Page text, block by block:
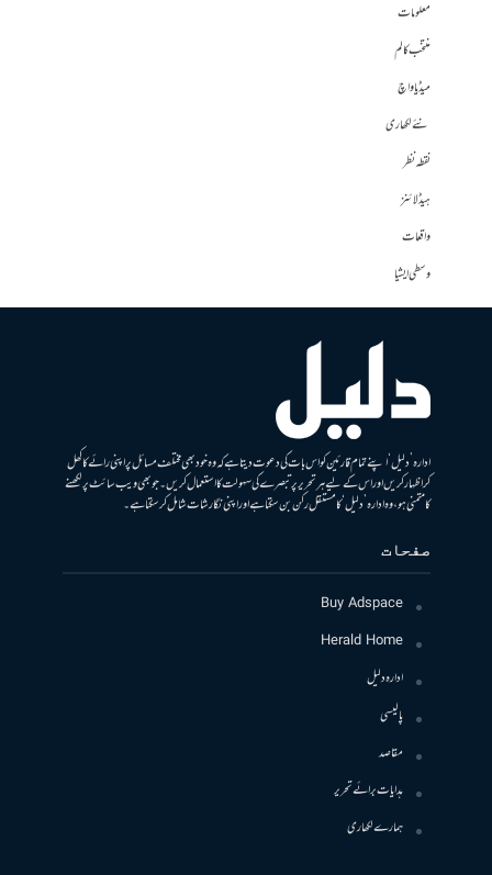
معلومات
منتخب کالم
میڈیا واچ
نئے لکھاری
نقطہ نظر
ہیڈلائنز
واقعات
وسطی ایشیا
ادارہ ’دلیل‘ اپنے تمام قارئین کو اس بات کی دعوت دیتا ہے کہ وہ خود بھی مختلف مسائل پر اپنی رائے کا کھل
کر اظہار کریں اور اس کے لیے ہر تحریر پر تبصرے کی سہولت کا استعمال کریں۔ جو بھی ویب سائٹ پر لکھنے
کا متمنی ہو، وہ ادارہ ’دلیل‘ کا مستقل رکن بن سکتا ہے اور اپنی نگارشات شامل کرسکتا ہے۔
صفحات
Buy Adspace
Herald Home
ادارہ دلیل
پالیسی
مقاصد
ہدایات برائے تحریر
ہمارے لکھاری